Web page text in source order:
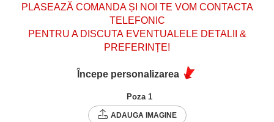
PLASEAZĂ COMANDA ȘI NOI TE VOM CONTACTA
TELEFONIC
PENTRU A DISCUTA EVENTUALELE DETALII &
PREFERINȚE!
Începe personalizarea
Poza 1
ADAUGA IMAGINE